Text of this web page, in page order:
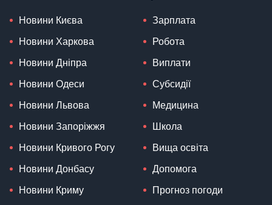
Новини Києва
Новини Харкова
Новини Дніпра
Новини Одеси
Новини Львова
Новини Запоріжжя
Новини Кривого Рогу
Новини Донбасу
Новини Криму
Зарплата
Робота
Виплати
Субсидії
Медицина
Школа
Вища освіта
Допомога
Прогноз погоди